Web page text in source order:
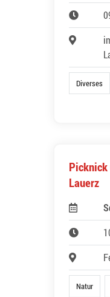
Diverses
Picknick
Lauerz
Natur